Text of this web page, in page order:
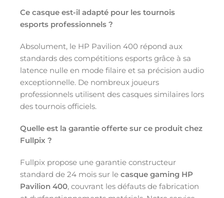
Ce casque est-il adapté pour les tournois
esports professionnels ?
Absolument, le HP Pavilion 400 répond aux
standards des compétitions esports grâce à sa
latence nulle en mode filaire et sa précision audio
exceptionnelle. De nombreux joueurs
professionnels utilisent des casques similaires lors
des tournois officiels.
Quelle est la garantie offerte sur ce produit chez
Fullpix ?
Fullpix propose une garantie constructeur
standard de 24 mois sur le casque gaming HP
Pavilion 400, couvrant les défauts de fabrication